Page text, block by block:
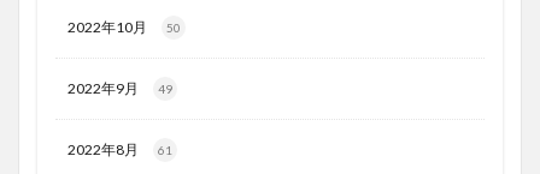
2022年10月 50
2022年9月 49
2022年8月 61